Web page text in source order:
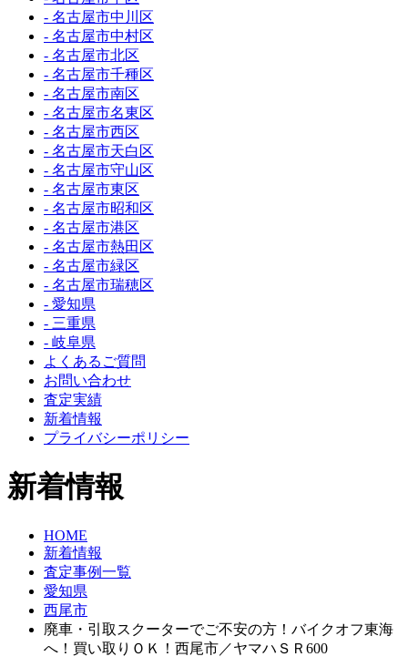
- 名古屋市中川区
- 名古屋市中村区
- 名古屋市北区
- 名古屋市千種区
- 名古屋市南区
- 名古屋市名東区
- 名古屋市西区
- 名古屋市天白区
- 名古屋市守山区
- 名古屋市東区
- 名古屋市昭和区
- 名古屋市港区
- 名古屋市熱田区
- 名古屋市緑区
- 名古屋市瑞穂区
- 愛知県
- 三重県
- 岐阜県
よくあるご質問
お問い合わせ
査定実績
新着情報
プライバシーポリシー
新着情報
HOME
新着情報
査定事例一覧
愛知県
西尾市
廃車・引取スクーターでご不安の方！バイクオフ東海
へ！買い取りＯＫ！西尾市／ヤマハＳＲ600